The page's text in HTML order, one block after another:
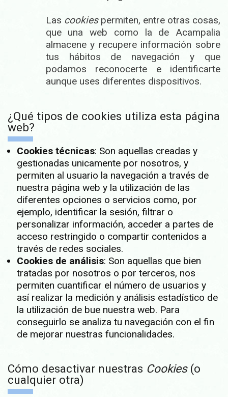
Las cookiespermiten, entre otras cosas,
que una web como la de Acampalia
almacene y recupere información sobre
tus hábitos de navegación y que
podamos reconocerte e identificarte
aunque uses diferentes dispositivos.
¿Qué tipos de cookies utiliza esta página
web?
Cookies técnicas: Son aquellas creadas y
gestionadas unicamente por nosotros, y
permiten al usuario la navegación a través de
nuestra página web y la utilización de las
diferentes opciones o servicios como, por
ejemplo, identificar la sesión, filtrar o
personalizar información, acceder a partes de
acceso restringido o compartir contenidos a
través de redes sociales.
Cookies de análisis: Son aquellas que bien
tratadas por nosotros o por terceros, nos
permiten cuantificar el número de usuarios y
así realizar la medición y análisis estadístico de
la utilización de bue nuestra web. Para
conseguirlo se analiza tu navegación con el fin
de mejorar nuestras funcionalidades.
Cómo desactivar nuestras Cookies(o
cualquier otra)